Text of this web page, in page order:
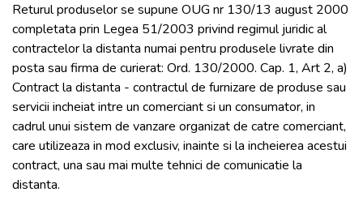
Returul produselor se supune OUG nr 130/13 august 2000
completata prin Legea 51/2003 privind regimul juridic al
contractelor la distanta numai pentru produsele livrate din
posta sau firma de curierat: Ord. 130/2000. Cap. 1, Art 2, a)
Contract la distanta - contractul de furnizare de produse sau
servicii incheiat intre un comerciant si un consumator, in
cadrul unui sistem de vanzare organizat de catre comerciant,
care utilizeaza in mod exclusiv, inainte si la incheierea acestui
contract, una sau mai multe tehnici de comunicatie la
distanta.